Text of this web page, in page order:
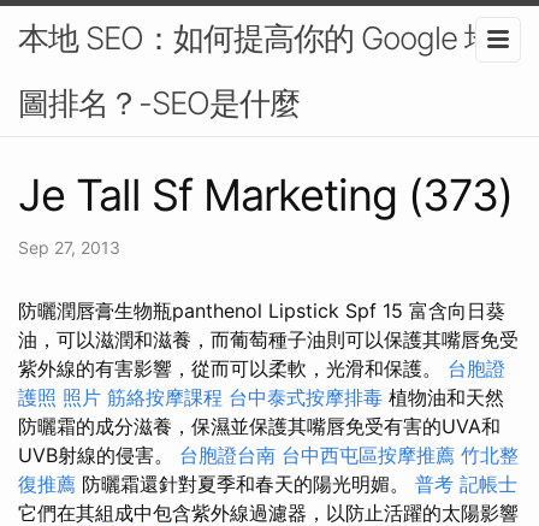
本地 SEO：如何提高你的 Google 地
圖排名？-SEO是什麼
Je Tall Sf Marketing (373)
Sep 27, 2013
防曬潤唇膏生物瓶panthenol Lipstick Spf 15 富含向日葵
油，可以滋潤和滋養，而葡萄種子油則可以保護其嘴唇免受
紫外線的有害影響，從而可以柔軟，光滑和保護。 台胞證
護照 照片 筋絡按摩課程 台中泰式按摩排毒 植物油和天然
防曬霜的成分滋養，保濕並保護其嘴唇免受有害的UVA和
UVB射線的侵害。 台胞證台南 台中西屯區按摩推薦 竹北整
復推薦 防曬霜還針對夏季和春天的陽光明媚。 普考 記帳士
它們在其組成中包含紫外線過濾器，以防止活躍的太陽影響